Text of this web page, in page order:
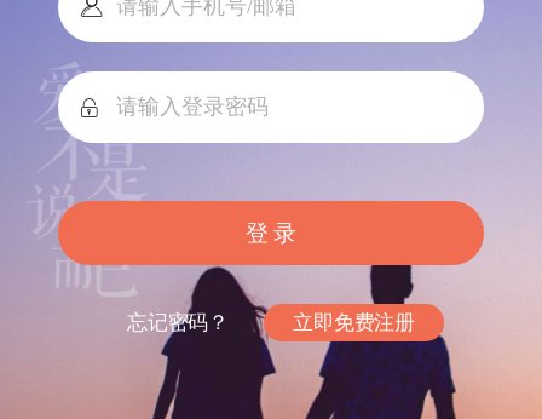
登 录
忘记密码？ 立即免费注册